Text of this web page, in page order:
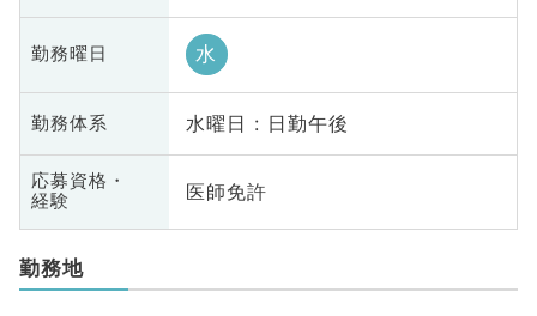
勤務曜日 水
勤務体系 水曜日 : 日勤午後
応募資格・
経験
医師免許
勤務地